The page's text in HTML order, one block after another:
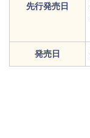
先行発売日
発売日